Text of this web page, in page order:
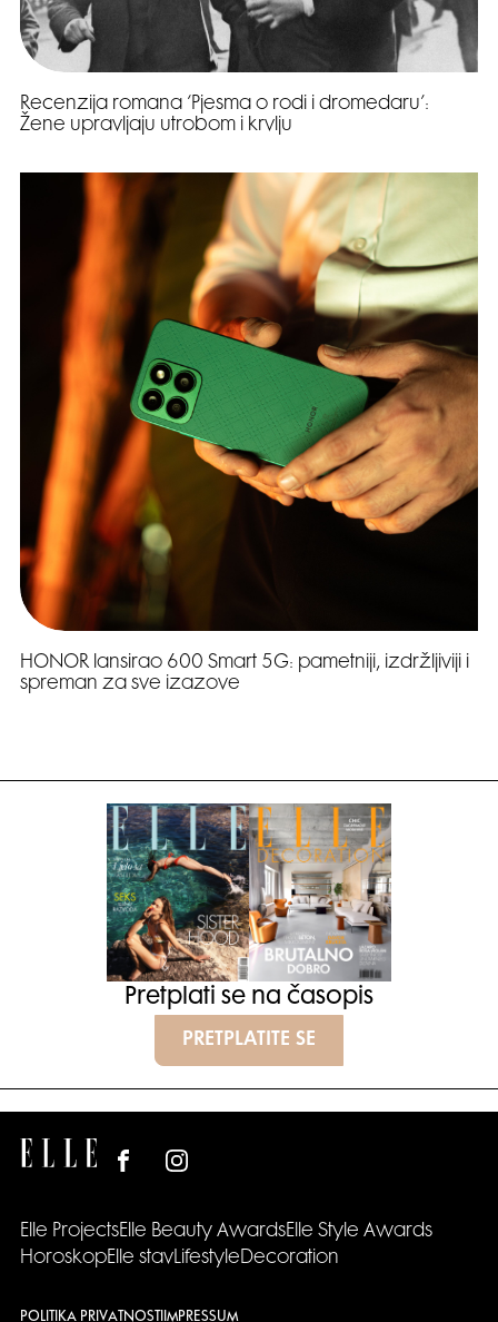
Recenzija romana ‘Pjesma o rodi i dromedaru’:
Žene upravljaju utrobom i krvlju
HONOR lansirao 600 Smart 5G: pametniji, izdržljiviji i
spreman za sve izazove
Pretplati se na časopis
PRETPLATITE SE
Elle ProjectsElle Beauty AwardsElle Style Awards
HoroskopElle stavLifestyleDecoration
POLITIKA PRIVATNOSTI IMPRESSUM